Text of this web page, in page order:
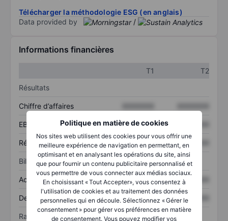
Politique en matière de cookies
Nos sites web utilisent des cookies pour vous offrir une
meilleure expérience de navigation en permettant, en
optimisant et en analysant les opérations du site, ainsi
que pour fournir un contenu publicitaire personnalisé et
vous permettre de vous connecter aux médias sociaux.
En choisissant « Tout Accepter», vous consentez à
l'utilisation de cookies et au traitement des données
personnelles qui en découle. Sélectionnez « Gérer le
consentement » pour gérer vos préférences en matière
de consentement. Vous pouvez modifier vos
Télécharger la méthodologie ESG (en anglais)
Data provided by
/
Informations financières
T1
T2
Résultats
Chiffre d’affaires
EBITDA XXXXXXX
Résultat net XXXXXXX XXXXXXX
Bilan
Actif total XXXXXXX XXXXXXX
Dette totale XXXXXXX XXXXXXX
Ratios